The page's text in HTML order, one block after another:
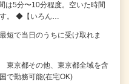
は5分〜10分程度。空いた時間
。 ◆【いろん…
で当日のうちに受け取れま
京都その他、東京都全域を含
で勤務可能(在宅OK)